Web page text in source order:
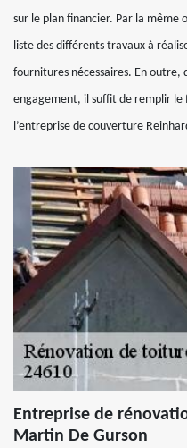
sur le plan financier. Par la même
liste des différents travaux à
fournitures nécessaires. En outre,
engagement, il suffit de remplir le
l’entreprise de couverture
Entreprise de
Martin De Gurson